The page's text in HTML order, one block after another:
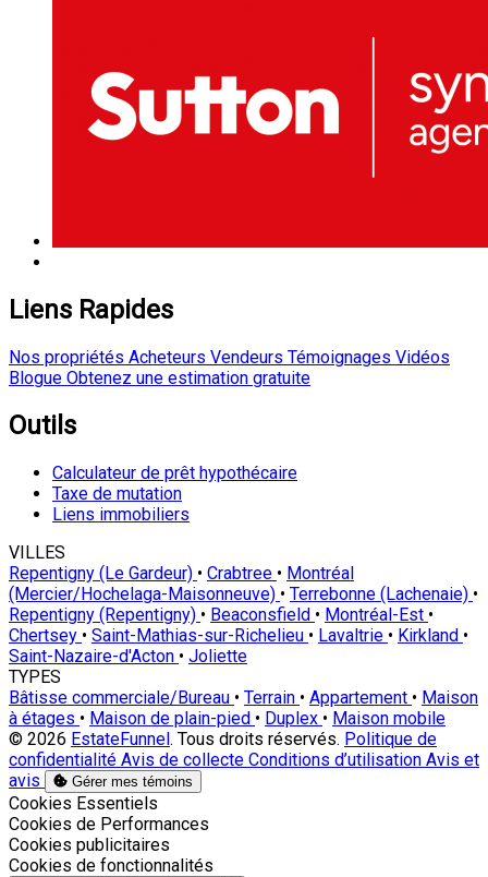
Liens Rapides
Nos propriétés Acheteurs Vendeurs Témoignages Vidéos
Blogue Obtenez une estimation gratuite
Outils
Calculateur de prêt hypothécaire
Taxe de mutation
Liens immobiliers
VILLES
Repentigny (Le Gardeur) • Crabtree • Montréal
(Mercier/Hochelaga-Maisonneuve) • Terrebonne (Lachenaie) •
Repentigny (Repentigny) • Beaconsfield • Montréal-Est •
Chertsey • Saint-Mathias-sur-Richelieu • Lavaltrie • Kirkland •
Saint-Nazaire-d'Acton • Joliette
TYPES
Bâtisse commerciale/Bureau • Terrain • Appartement • Maison
à étages • Maison de plain-pied • Duplex • Maison mobile
© 2026 EstateFunnel. Tous droits réservés. Politique de
confidentialité Avis de collecte Conditions d’utilisation Avis et
avis
Gérer mes témoins
Activer
Cookies Essentiels
Activer
Cookies de Performances
Activer
Cookies publicitaires
Activer
Cookies de fonctionnalités